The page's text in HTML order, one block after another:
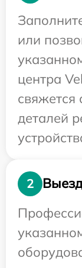
или
центра
свяжется
деталей
2